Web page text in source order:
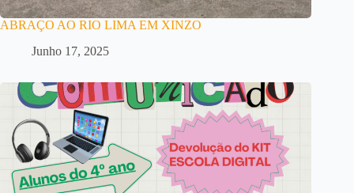
ABRAÇO AO RIO LIMA EM XINZO
Junho 17, 2025